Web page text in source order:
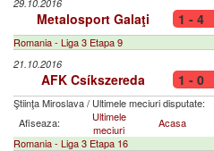
29.10.2016
Metalosport Galaţi 1 - 4
Romania - Liga 3 Etapa 9
21.10.2016
AFK Csíkszereda 1 - 0
Ştiinţa Miroslava/ Ultimele meciuri disputate:
Afiseaza:
Ultimele
meciuri
Acasa
Romania - Liga 3 Etapa 16